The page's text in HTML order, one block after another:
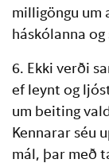
milligöngu um
háskólanna
6. Ekki verði
ef leynt og
um beiting
Kennarar séu
mál, þar með